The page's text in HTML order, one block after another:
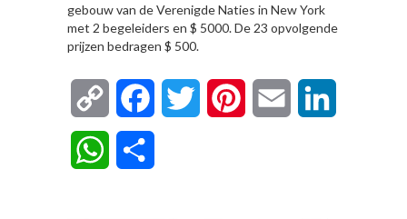
gebouw van de Verenigde Naties in New York
met 2 begeleiders en $ 5000. De 23 opvolgende
prijzen bedragen $ 500.
Copy
Link
FacebookTwitter Pinterest Email
WhatsApp